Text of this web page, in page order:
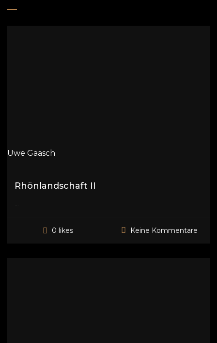
Uwe Gaasch
Rhönlandschaft II
...
0 likes Keine Kommentare